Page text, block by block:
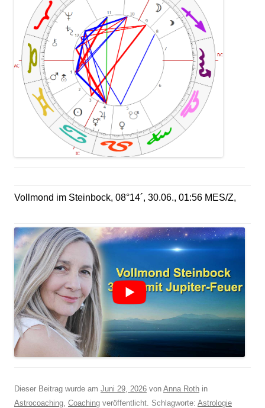
Vollmond im Steinbock, 08°14´, 30.06., 01:56 MES/Z,
Dieser Beitrag wurde am Juni 29, 2026 von Anna Roth in
Astrocoaching, Coaching veröffentlicht. Schlagworte: Astrologie